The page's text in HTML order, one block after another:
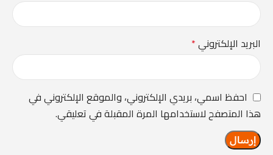
البريد الإلكتروني*
احفظ اسمي، بريدي الإلكتروني، والموقع الإلكتروني في
هذا المتصفح لاستخدامها المرة المقبلة في تعليقي.